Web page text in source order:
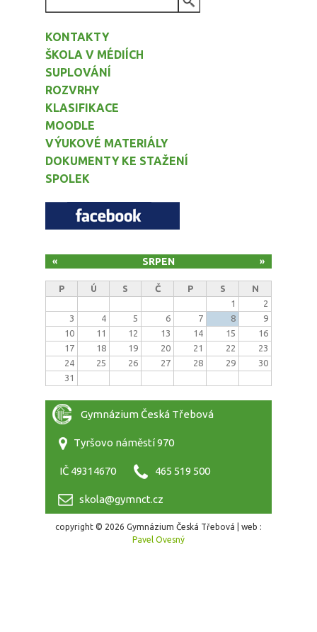
KONTAKTY
ŠKOLA V MÉDIÍCH
SUPLOVÁNÍ
ROZVRHY
KLASIFIKACE
MOODLE
VÝUKOVÉ MATERIÁLY
DOKUMENTY KE STAŽENÍ
SPOLEK
SRPEN
« »
P Ú S Č P S
N
1
2
3
4 5 6 7 8
9
10
11 12 13 14 15
16
17
18 19 20 21 22
23
24
25 26 27 28 29
30
31
Gymnázium Česká Třebová
Tyršovo náměstí 970
IČ 49314670 465 519 500
skola@gymnct.cz
copyright © 2026 Gymnázium Česká Třebová | web :
Pavel Ovesný